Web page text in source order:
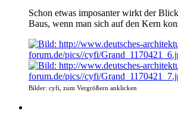
Schon etwas imposanter wirkt der
Baus, wenn man sich auf den Kern
Bilder: cyfi, zum Vergrößern anklicken